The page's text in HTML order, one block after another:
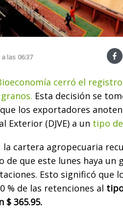
a las 06:37
cerró el
Esta decisión se
los exportadores
Exterior (DJVE) a un tipo
la cartera agropecuaria
de que este lunes haya un
Esto significó que
% de las retenciones al
$ 365.95.